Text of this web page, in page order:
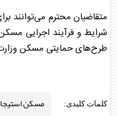
متقاضیان محترم می‌توانند
شرایط و فرآیند اجرایی
طرح‌های حمایتی مسکن
کلمات کلیدی: مسکن